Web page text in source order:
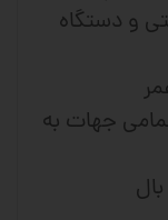
و دستگاه
جهات به